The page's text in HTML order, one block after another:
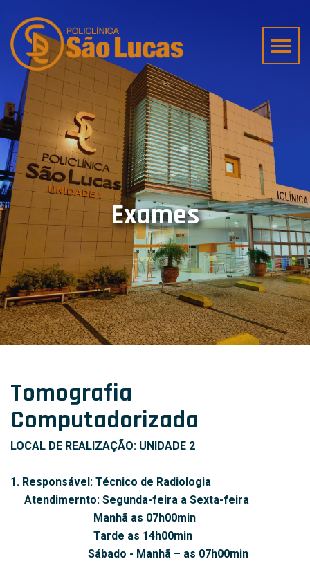
Exames
Tomografia
Computadorizada
LOCAL DE REALIZAÇÃO: UNIDADE 2
1. Responsável: Técnico de Radiologia
Atendimernto: Segunda-feira a Sexta-feira
Manhã as 07h00min
Tarde as 14h00min
Sábado - Manhã – as 07h00min